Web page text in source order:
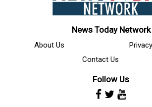
News Today Network
About Us
Contact Us
Follow Us